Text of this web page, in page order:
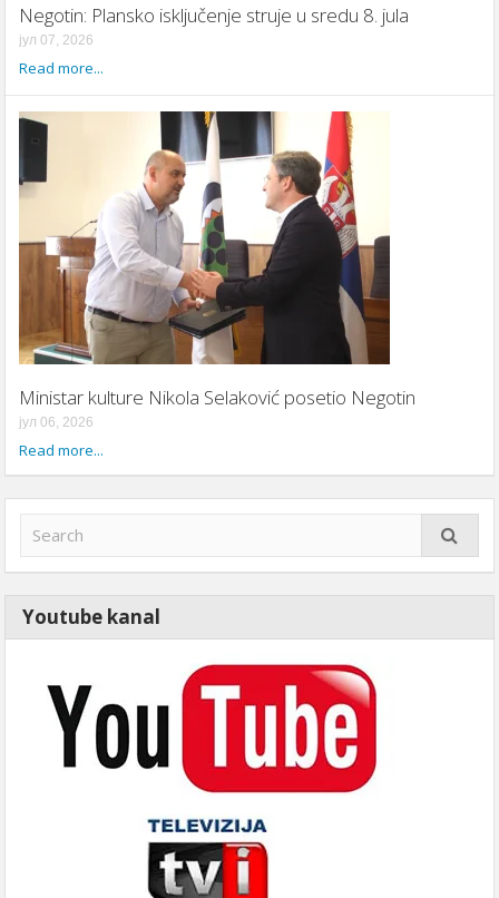
Negotin: Plansko isključenje struje u sredu 8. jula
јул 07, 2026
Read more...
Ministar kulture Nikola Selaković posetio Negotin
јул 06, 2026
Read more...
Youtube kanal